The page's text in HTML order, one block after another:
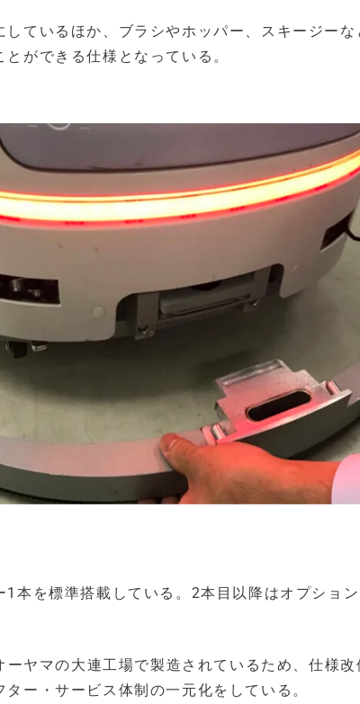
ているほか、ブラシやホッパー、スキージーな
ができる仕様となっている。
本を標準搭載している。2本目以降はオプショ
ヤマの大連工場で製造されているため、仕様改
ー・サービス体制の一元化をしている。